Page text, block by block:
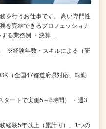
を行うお仕事です。 高い専門性
を完結できるプロフェッショナ
る業務例 ・決算…
※経験年数・スキルによる（研
（全国47都道府県対応、転勤
タートで実働5～8時間） ・週3
経験5年以上（累計可）、1つの